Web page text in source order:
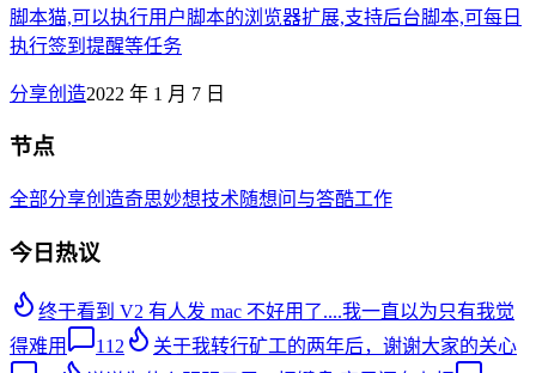
脚本猫,可以执行用户脚本的浏览器扩展,支持后台脚本,可每日
执行签到提醒等任务
分享创造2022 年 1 月 7 日
节点
全部分享创造奇思妙想技术随想问与答酷工作
今日热议
终于看到 V2 有人发 mac 不好用了....我一直以为只有我觉
得难用
112
关于我转行矿工的两年后，谢谢大家的关心